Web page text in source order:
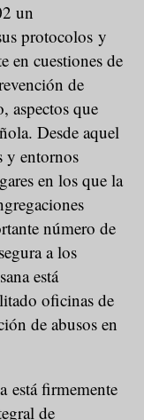
un
protocolos y
en cuestiones de
de
aspectos que
Desde aquel
y entornos
en los que la
número de
a los
está
oficinas de
de abusos en
está firmemente
de